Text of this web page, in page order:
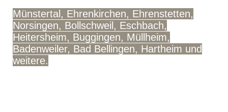
Münstertal, Ehrenkirchen, Ehrenstetten,
Norsingen, Bollschweil, Eschbach,
Heitersheim, Buggingen, Müllheim,
Badenweiler, Bad Bellingen, Hartheim und
weitere.